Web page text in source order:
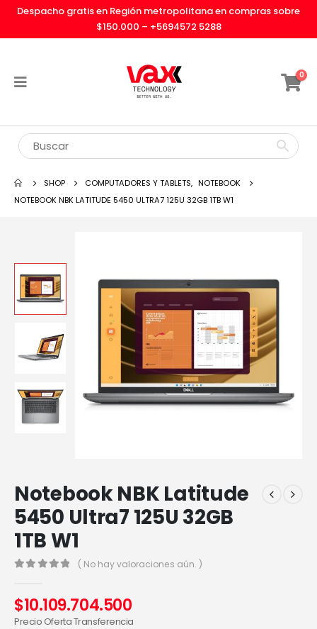
Despacho gratis en Región metropolitana en compras sobre
$150.000 – +5694572 5288
0
SHOP COMPUTADORES Y TABLETS, NOTEBOOK
NOTEBOOK NBK LATITUDE 5450 ULTRA7 125U 32GB 1TB W1
Notebook NBK Latitude
5450 Ultra7 125U 32GB
1TB W1
( No hay valoraciones aún. )
$10.109.704.500
Precio Oferta Transferencia